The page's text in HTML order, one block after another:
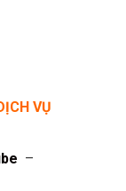
VỤ
–